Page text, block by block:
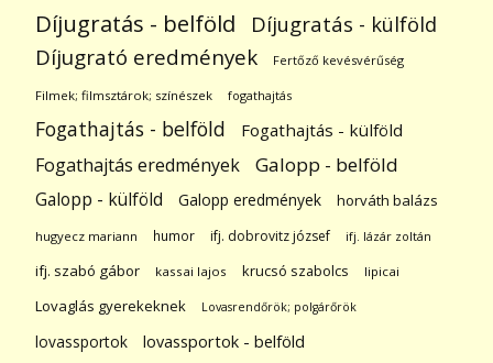
Díjugratás - belföld Díjugratás - külföld
Díjugrató eredmények Fertőző kevésvérűség
Filmek; filmsztárok; színészek fogathajtás
Fogathajtás - belföld Fogathajtás - külföld
Fogathajtás eredmények Galopp - belföld
Galopp - külföld Galopp eredmények horváth balázs
hugyecz mariann humor ifj. dobrovitz józsef ifj. lázár zoltán
ifj. szabó gábor kassai lajos krucsó szabolcs lipicai
Lovaglás gyerekeknek Lovasrendőrök; polgárőrök
lovassportok lovassportok - belföld